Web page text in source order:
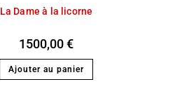
La Dame à la licorne
1500,00€
Ajouter au panier